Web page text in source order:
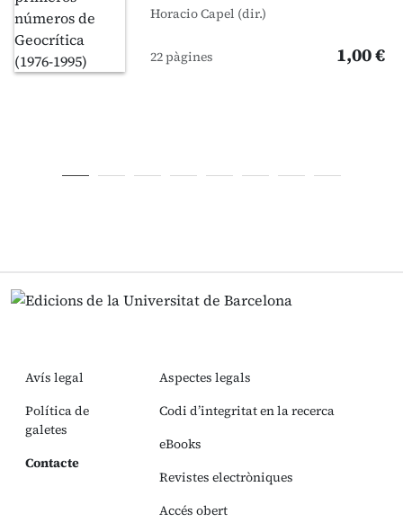
Horacio Capel (dir.)
22 pàgines 1,00 €
Avís legal
Política de
galetes
Contacte
Aspectes legals
Codi d’integritat en la recerca
eBooks
Revistes electròniques
Accés obert